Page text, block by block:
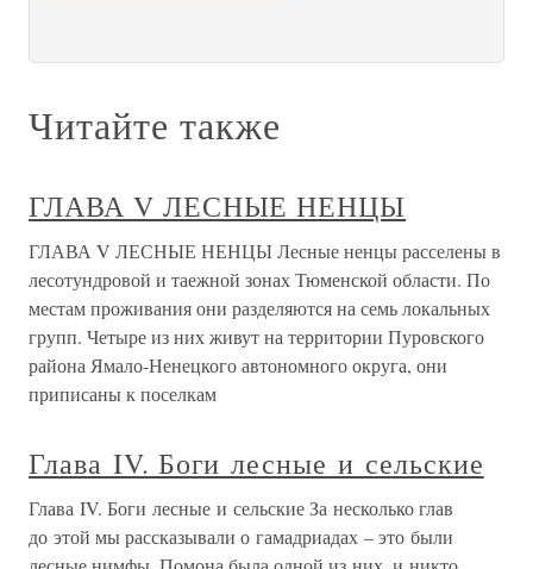
Читайте также
ГЛАВА V ЛЕСНЫЕ НЕНЦЫ
ГЛАВА V ЛЕСНЫЕ НЕНЦЫ Лесные ненцы расселены в
лесотундровой и таежной зонах Тюменской области. По
местам проживания они разделяются на семь локальных
групп. Четыре из них живут на территории Пуровского
района Ямало-Ненецкого автономного округа, они
приписаны к поселкам
Глава IV. Боги лесные и сельские
Глава IV. Боги лесные и сельские За несколько глав
до этой мы рассказывали о гамадриадах – это были